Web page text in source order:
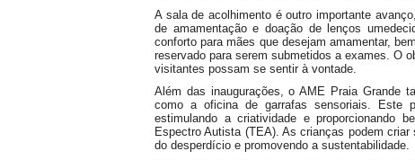
A sala de acolhimento é outro importante
de amamentação e doação de lenços
conforto para mães que desejam amamentar,
reservado para serem submetidos a exames. O
visitantes possam se sentir à vontade.
Além das inaugurações, o AME Praia Grande
como a oficina de garrafas sensoriais. Este
estimulando a criatividade e proporcionando
Espectro Autista (TEA). As crianças podem
do desperdício e promovendo a sustentabilidade.